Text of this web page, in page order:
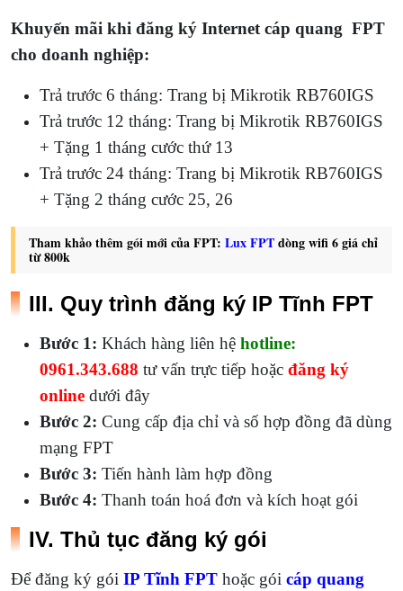
Khuyến mãi khi đăng ký Internet cáp quang FPT
cho doanh nghiệp:
Trả trước 6 tháng: Trang bị Mikrotik RB760IGS
Trả trước 12 tháng: Trang bị Mikrotik RB760IGS
+ Tặng 1 tháng cước thứ 13
Trả trước 24 tháng: Trang bị Mikrotik RB760IGS
+ Tặng 2 tháng cước 25, 26
Tham khảo thêm gói mới của FPT: Lux FPTdòng wifi 6 giá chỉ
từ 800k
III. Quy trình đăng ký IP Tĩnh FPT
Bước 1: Khách hàng liên hệ hotline:
0961.343.688 tư vấn trực tiếp hoặc đăng ký
online dưới đây
Bước 2: Cung cấp địa chỉ và số hợp đồng đã dùng
mạng FPT
Bước 3: Tiến hành làm hợp đồng
Bước 4: Thanh toán hoá đơn và kích hoạt gói
IV. Thủ tục đăng ký gói
Để đăng ký gói IP Tĩnh FPT hoặc gói cáp quang